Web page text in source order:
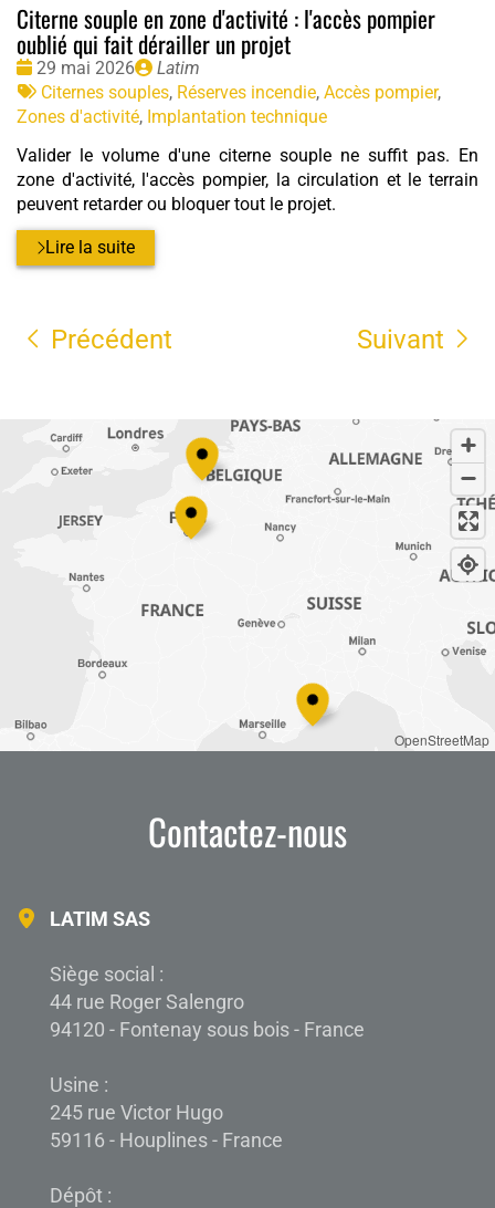
Citerne souple en zone d'activité : l'accès pompier
oublié qui fait dérailler un projet
Date
:
29 mai 2026
Publié
par
Latim
Tags
:
Citernes souples, Réserves incendie, Accès pompier,
Zones d'activité, Implantation technique
Valider le volume d'une citerne souple ne suffit pas. En
zone d'activité, l'accès pompier, la circulation et le terrain
peuvent retarder ou bloquer tout le projet.
Lire la suite
Précédent Suivant
OpenStreetMap
Contactez-nous
LATIM SAS
Siège social :
44 rue Roger Salengro
94120 - Fontenay sous bois - France
Usine :
245 rue Victor Hugo
59116 - Houplines - France
Dépôt :